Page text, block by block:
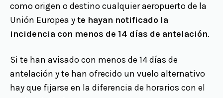
como origen o destino cualquier aeropuerto de la
Unión Europea yte hayan notificado la
incidencia con menos de 14 días de antelación.
Si te han avisado con menos de 14 días de
antelación y te han ofrecido un vuelo alternativo
hay que fijarse en la diferencia de horarios con el